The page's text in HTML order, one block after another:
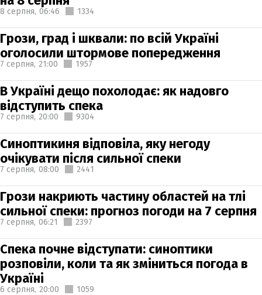
8 серпня, 06:46 1334
Грози, град і шквали: по всій Україні
оголосили штормове попередження
7 серпня, 21:00 1957
В Україні дещо похолодає: як надовго
відступить спека
7 серпня, 20:00 9304
Синоптикиня відповіла, яку негоду
очікувати після сильної спеки
7 серпня, 08:00 2441
Грози накриють частину областей на тлі
сильної спеки: прогноз погоди на 7 серпня
7 серпня, 06:21 2397
Спека почне відступати: синоптики
розповіли, коли та як зміниться погода в
Україні
6 серпня, 20:00 1059